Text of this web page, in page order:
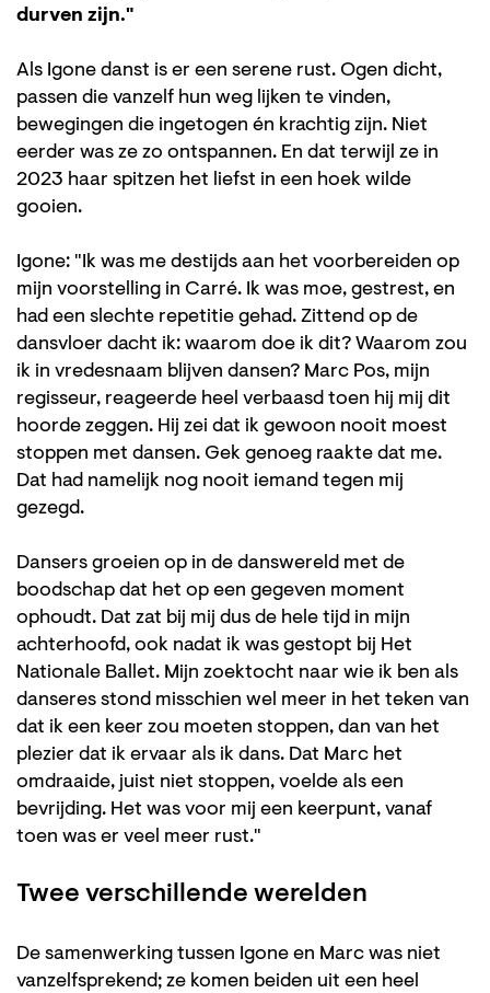
durven zijn."
Als Igone danst is er een serene rust. Ogen dicht,
passen die vanzelf hun weg lijken te vinden,
bewegingen die ingetogen én krachtig zijn. Niet
eerder was ze zo ontspannen. En dat terwijl ze in
2023 haar spitzen het liefst in een hoek wilde
gooien.
Igone: "Ik was me destijds aan het voorbereiden op
mijn voorstelling in Carré. Ik was moe, gestrest, en
had een slechte repetitie gehad. Zittend op de
dansvloer dacht ik: waarom doe ik dit? Waarom zou
ik in vredesnaam blijven dansen? Marc Pos, mijn
regisseur, reageerde heel verbaasd toen hij mij dit
hoorde zeggen. Hij zei dat ik gewoon nooit moest
stoppen met dansen. Gek genoeg raakte dat me.
Dat had namelijk nog nooit iemand tegen mij
gezegd.
Dansers groeien op in de danswereld met de
boodschap dat het op een gegeven moment
ophoudt. Dat zat bij mij dus de hele tijd in mijn
achterhoofd, ook nadat ik was gestopt bij Het
Nationale Ballet. Mijn zoektocht naar wie ik ben als
danseres stond misschien wel meer in het teken van
dat ik een keer zou moeten stoppen, dan van het
plezier dat ik ervaar als ik dans. Dat Marc het
omdraaide, juist niet stoppen, voelde als een
bevrijding. Het was voor mij een keerpunt, vanaf
toen was er veel meer rust."
Twee verschillende werelden
De samenwerking tussen Igone en Marc was niet
vanzelfsprekend; ze komen beiden uit een heel